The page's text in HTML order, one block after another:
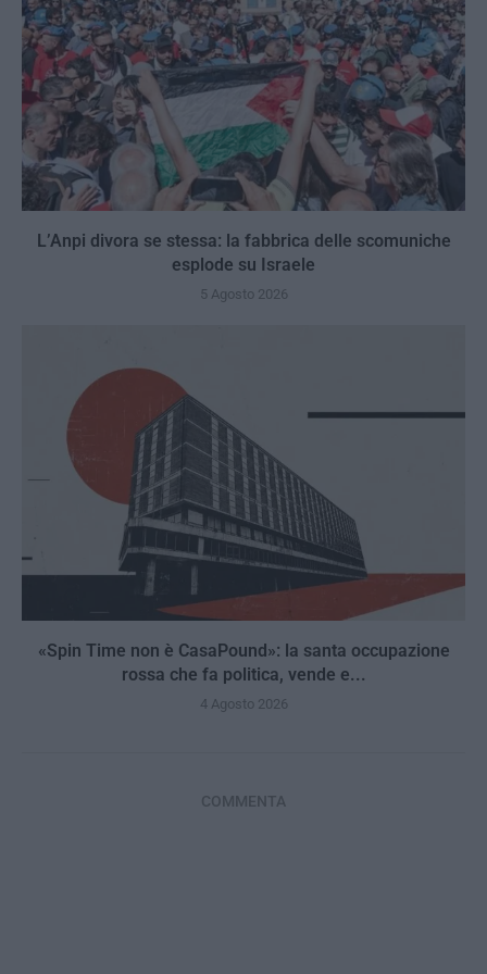
L’Anpi divora se stessa: la fabbrica delle scomuniche
esplode su Israele
5 Agosto 2026
«Spin Time non è CasaPound»: la santa occupazione
rossa che fa politica, vende e...
4 Agosto 2026
COMMENTA